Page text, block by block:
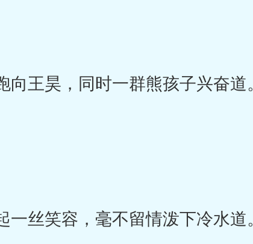
王昊，同时一群熊孩子兴奋道。
丝笑容，毫不留情泼下冷水道。